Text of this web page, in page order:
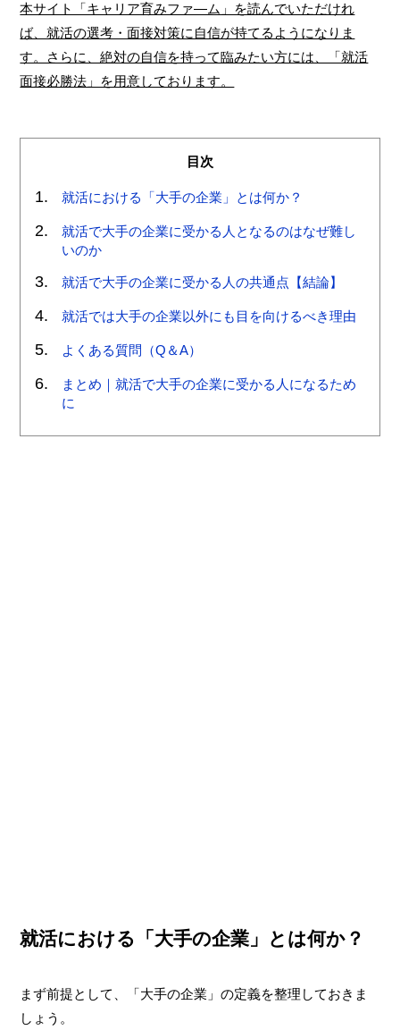
本サイト「キャリア育みファ―ム」を読んでいただけれ
ば、就活の選考・面接対策に自信が持てるようになりま
す。さらに、絶対の自信を持って臨みたい方には、「就活
面接必勝法」を用意しております。
目次
就活における「大手の企業」とは何か？
就活で大手の企業に受かる人となるのはなぜ難し
いのか
就活で大手の企業に受かる人の共通点【結論】
就活では大手の企業以外にも目を向けるべき理由
よくある質問（Q＆A）
まとめ｜就活で大手の企業に受かる人になるため
に
就活における「大手の企業」とは何か？
まず前提として、「大手の企業」の定義を整理しておきま
しょう。